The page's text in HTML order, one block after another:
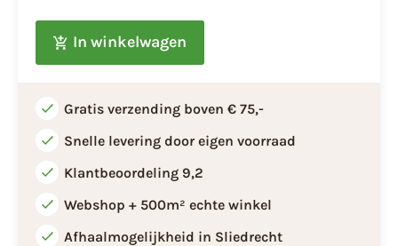
In winkelwagen
Gratis verzending boven € 75,-
Snelle levering door eigen voorraad
Klantbeoordeling 9,2
Webshop + 500m² echte winkel
Afhaalmogelijkheid in Sliedrecht